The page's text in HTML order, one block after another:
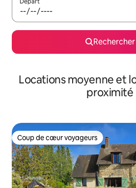
Rechercher
Locations moyenne et
proximité
Coup de cœur voyageurs
Coup de cœur voyageurs